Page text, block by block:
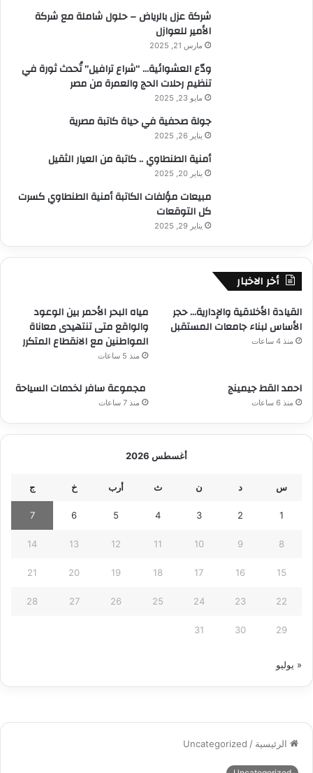
شركة عزل بالرياض – حلول شاملة مع شركة
الأمير للعوازل
مارس 21, 2025
ودّع العشوائية… “شراع ترافيل” تُحدث ثورة في
تنظيم رحلات الحج والعمرة من مصر
مايو 23, 2025
جولة صحفية في حياة كاتبة مصرية
يناير 26, 2025
أمنية الطنطاوي .. كاتبة من العيار الثقيل
يناير 20, 2025
مبيعات مؤلفات الكاتبة أمنية الطنطاوي كسرت
كل التوقعات
يناير 29, 2025
أخر الاخبار
القيادة الأخلاقية والإدارية… حجر
الأساس لبناء جامعات المستقبل
منذ 4 ساعات
مياه البحر الأحمر بين الوعود
والواقع متى تنتهيدى معاناة
المواطنين مع الانقطاع المتكرر
منذ 5 ساعات
احمد القط جيمينج
منذ 6 ساعات
مجموعة سافر لخدمات السياحة
منذ 7 ساعات
أغسطس 2026
س د ن ث أرب خ ج
1
2
3
4
5
6
7
8
9
10
11
12
13
14
15
16
17
18
19
20
21
22
23
24
25
26
27
28
29
30
31
« يوليو